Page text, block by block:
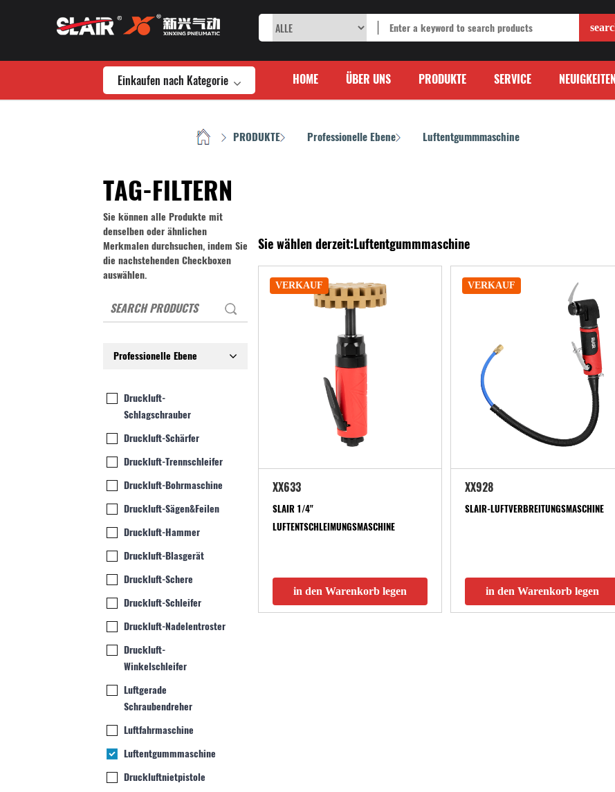
Einkaufen nach Kategorie HOME ÜBER UNS PRODUKTE SERVICE NEUIGKEITEN
HOME / PRODUKTE Professionelle Ebene Luftentgummmaschine
TAG-FILTERN
Sie können alle Produkte mit
denselben oder ähnlichen
Merkmalen durchsuchen, indem Sie
die nachstehenden Checkboxen
auswählen.
Professionelle Ebene
Druckluft-
Schlagschrauber
Druckluft-Schärfer
Druckluft-Trennschleifer
Druckluft-Bohrmaschine
Druckluft-Sägen&Feilen
Druckluft-Hammer
Druckluft-Blasgerät
Druckluft-Schere
Druckluft-Schleifer
Druckluft-Nadelentroster
Druckluft-
Winkelschleifer
Luftgerade
Schraubendreher
Luftfahrmaschine
Luftentgummmaschine
Druckluftnietpistole
Sie wählen derzeit:Luftentgummmaschine
VERKAUF
XX633
SLAIR 1/4"
LUFTENTSCHLEIMUNGSMASCHINE
in den Warenkorb legen
VERKAUF
XX928
SLAIR-LUFTVERBREITUNGSMASCHINE
in den Warenkorb legen